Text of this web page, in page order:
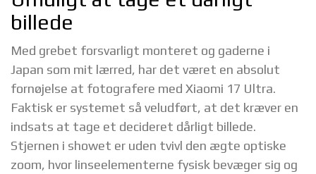
billede
Med grebet forsvarligt monteret og gaderne i
Japan som mit lærred, har det været en absolut
fornøjelse at fotografere med Xiaomi 17 Ultra.
Faktisk er systemet så veludført, at det kræver en
indsats at tage et decideret dårligt billede.
Stjernen i showet er uden tvivl den ægte optiske
zoom, hvor linseelementerne fysisk bevæger sig og